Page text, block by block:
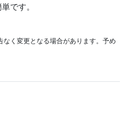
です。
く変更となる場合があります。予め